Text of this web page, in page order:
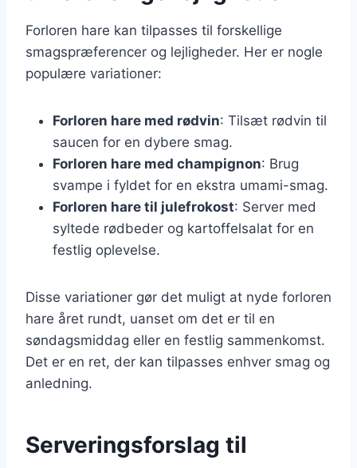
Forloren hare kan tilpasses til forskellige
smagspræferencer og lejligheder. Her er nogle
populære variationer:
Forloren hare med rødvin: Tilsæt rødvin til
saucen for en dybere smag.
Forloren hare med champignon: Brug
svampe i fyldet for en ekstra umami-smag.
Forloren hare til julefrokost: Server med
syltede rødbeder og kartoffelsalat for en
festlig oplevelse.
Disse variationer gør det muligt at nyde forloren
hare året rundt, uanset om det er til en
søndagsmiddag eller en festlig sammenkomst.
Det er en ret, der kan tilpasses enhver smag og
anledning.
Serveringsforslag til